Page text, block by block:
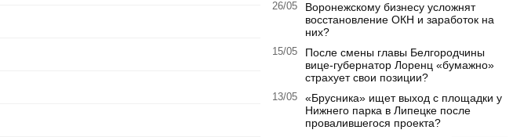
26/05
Воронежскому бизнесу усложнят
восстановление ОКН и заработок на
них?
15/05
После смены главы Белгородчины
вице-губернатор Лоренц «бумажно»
страхует свои позиции?
13/05
«Брусника» ищет выход с площадки у
Нижнего парка в Липецке после
провалившегося проекта?